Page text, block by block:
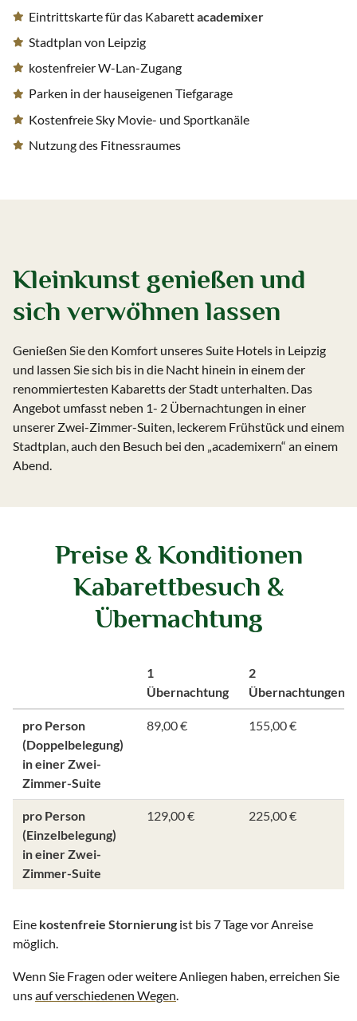
Eintrittskarte für das Kabarettacademixer
Stadtplan von Leipzig
kostenfreier W-Lan-Zugang
Parken in der hauseigenen Tiefgarage
Kostenfreie Sky Movie- und Sportkanäle
Nutzung des Fitnessraumes
Kleinkunst genießen und
sich verwöhnen lassen
Genießen Sie den Komfort unseres Suite Hotels in Leipzig
und lassen Sie sich bis in die Nacht hinein in einem der
renommiertesten Kabaretts der Stadt unterhalten. Das
Angebot umfasst neben 1- 2 Übernachtungen in einer
unserer Zwei-Zimmer-Suiten, leckerem Frühstück und einem
Stadtplan, auch den Besuch bei den „academixern“ an einem
Abend.
Preise & Konditionen
Kabarettbesuch &
Übernachtung
1
Übernachtung
2
Übernachtungen
pro Person
(Doppelbelegung)
in einer Zwei-
Zimmer-Suite
89,00 € 155,00 €
pro Person
(Einzelbelegung)
in einer Zwei-
Zimmer-Suite
129,00 € 225,00 €
Eine kostenfreie Stornierung ist bis 7 Tage vor Anreise
möglich.
Wenn Sie Fragen oder weitere Anliegen haben, erreichen Sie
unsauf verschiedenen Wegen